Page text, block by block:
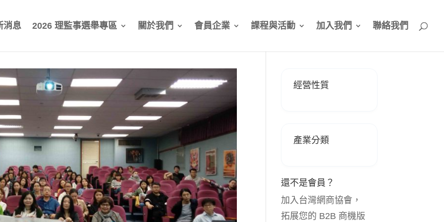
消息 2026 理監事選舉專區 關於我們 會員企業 課程與活動 加入我們 聯絡我們
經營性質
產業分類
還不是會員？
加入台灣網商協會，
拓展您的 B2B 商機版